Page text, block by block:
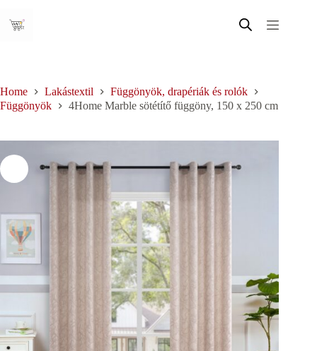
content
Home Lakástextil
Függönyök, drapériák és rolók
Függönyök
4Home Marble sötétítő függöny, 150 x 250 cm